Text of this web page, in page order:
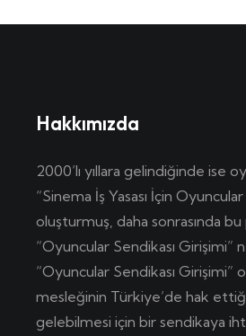
Hakkımızda
2000’lı yıllara gelindiğinde ise
“Sinema İş Yasası İçin
oluşturmuş, daha sonrasında
“Oyuncular Sendikası Girişimi”
“Oyuncular Sendikası Girişimi”
mesleğinin Türkiye’de hak
gelebilmesi için bir sendikaya